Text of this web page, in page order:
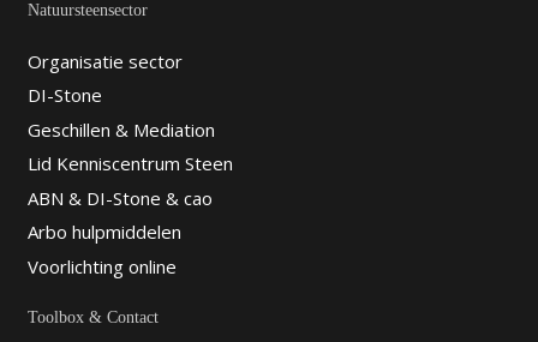
Natuursteensector
Organisatie sector
DI-Stone
Geschillen & Mediation
Lid Kenniscentrum Steen
ABN & DI-Stone & cao
Arbo hulpmiddelen
Voorlichting online
Toolbox & Contact